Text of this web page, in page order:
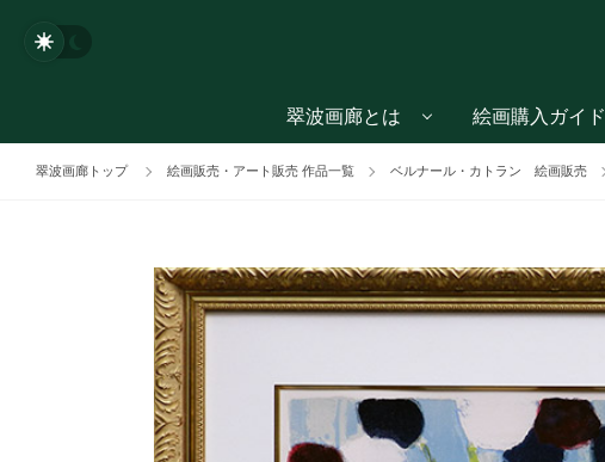
翠波画廊とは 絵画購入ガイド
翠波画廊トップ 絵画販売・アート販売 作品一覧 ベルナール・カトラン 絵画販売